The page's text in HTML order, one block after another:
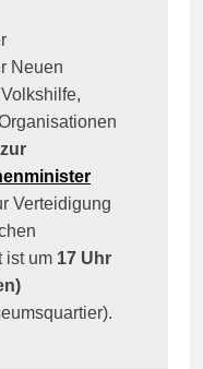
Neuen
Verteidigung
ist um 17 Uhr